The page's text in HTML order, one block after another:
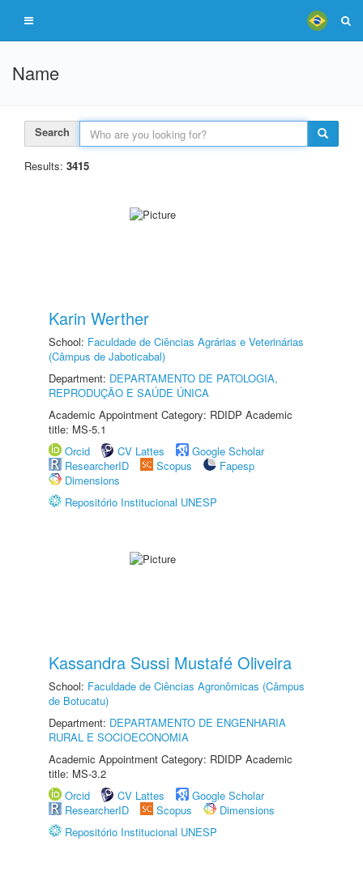
Name
Search
Results: 3415
Karin Werther
School: Faculdade de Ciências Agrárias e Veterinárias
(Câmpus de Jaboticabal)
Department: DEPARTAMENTO DE PATOLOGIA,
REPRODUÇÃO E SAÚDE ÚNICA
Academic Appointment Category: RDIDP Academic
title: MS-5.1
Orcid
CV Lattes
Google Scholar
ResearcherID
Scopus
Fapesp
Dimensions
Repositório Institucional UNESP
Kassandra Sussi Mustafé Oliveira
School: Faculdade de Ciências Agronômicas (Câmpus
de Botucatu)
Department: DEPARTAMENTO DE ENGENHARIA
RURAL E SOCIOECONOMIA
Academic Appointment Category: RDIDP Academic
title: MS-3.2
Orcid
CV Lattes
Google Scholar
ResearcherID
Scopus
Dimensions
Repositório Institucional UNESP